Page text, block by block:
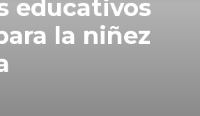
educativos
la niñez